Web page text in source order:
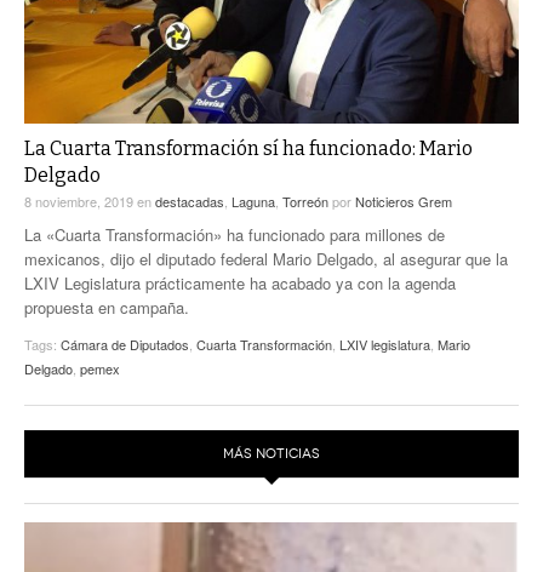
TRAYECTO LAGUNA
A MEDIA MAÑANA
A TODA LEY
ENTRE LAGUNEROS
TWEETS AND BEATS
LA MEJOR 97.1 ESTÉREO GALLITO
ACTUALIDADES GREM
PULSO
LA MEJOR INFORMACIÓN
La Cuarta Transformación sí ha funcionado: Mario
Delgado
8 noviembre, 2019endestacadas, Laguna, TorreónporNoticieros Grem
La «Cuarta Transformación» ha funcionado para millones de
mexicanos, dijo el diputado federal Mario Delgado, al asegurar que la
LXIV Legislatura prácticamente ha acabado ya con la agenda
propuesta en campaña.
Tags: Cámara de Diputados, Cuarta Transformación, LXIV legislatura, Mario
Delgado, pemex
MÁS NOTICIAS